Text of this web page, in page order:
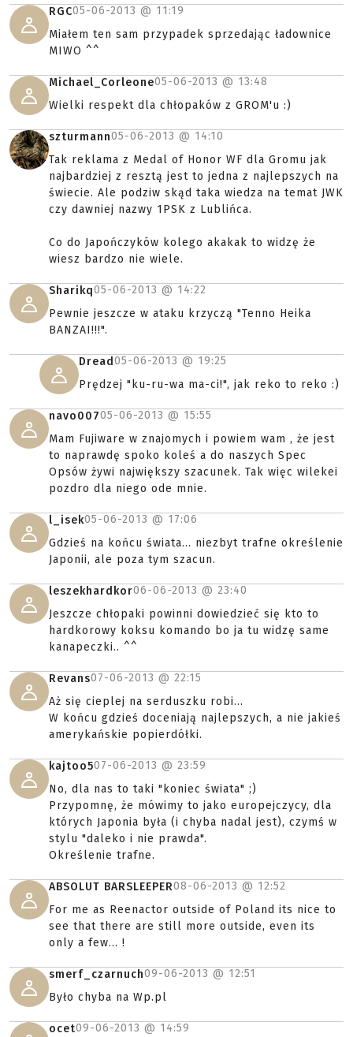
RGC05-06-2013 @ 11:19
Miałem ten sam przypadek sprzedając ładownice
MIWO ^^
Michael_Corleone05-06-2013 @ 13:48
Wielki respekt dla chłopaków z GROM'u :)
szturmann05-06-2013 @ 14:10
Tak reklama z Medal of Honor WF dla Gromu jak
najbardziej z resztą jest to jedna z najlepszych na
świecie. Ale podziw skąd taka wiedza na temat JWK
czy dawniej nazwy 1PSK z Lublińca.
Co do Japończyków kolego akakak to widzę że
wiesz bardzo nie wiele.
Sharikq05-06-2013 @ 14:22
Pewnie jeszcze w ataku krzyczą "Tenno Heika
BANZAI!!!".
Dread05-06-2013 @ 19:25
Prędzej "ku-ru-wa ma-ci!", jak reko to reko :)
navo00705-06-2013 @ 15:55
Mam Fujiware w znajomych i powiem wam , że jest
to naprawdę spoko koleś a do naszych Spec
Opsów żywi największy szacunek. Tak więc wilekei
pozdro dla niego ode mnie.
l_isek05-06-2013 @ 17:06
Gdzieś na końcu świata... niezbyt trafne określenie
Japonii, ale poza tym szacun.
leszekhardkor06-06-2013 @ 23:40
Jeszcze chłopaki powinni dowiedzieć się kto to
hardkorowy koksu komando bo ja tu widzę same
kanapeczki.. ^^
Revans07-06-2013 @ 22:15
Aż się cieplej na serduszku robi...
W końcu gdzieś doceniają najlepszych, a nie jakieś
amerykańskie popierdółki.
kajtoo507-06-2013 @ 23:59
No, dla nas to taki "koniec świata" ;)
Przypomnę, że mówimy to jako europejczycy, dla
których Japonia była (i chyba nadal jest), czymś w
stylu "daleko i nie prawda".
Określenie trafne.
ABSOLUT BARSLEEPER08-06-2013 @ 12:52
For me as Reenactor outside of Poland its nice to
see that there are still more outside, even its
only a few... !
smerf_czarnuch09-06-2013 @ 12:51
Było chyba na Wp.pl
ocet09-06-2013 @ 14:59